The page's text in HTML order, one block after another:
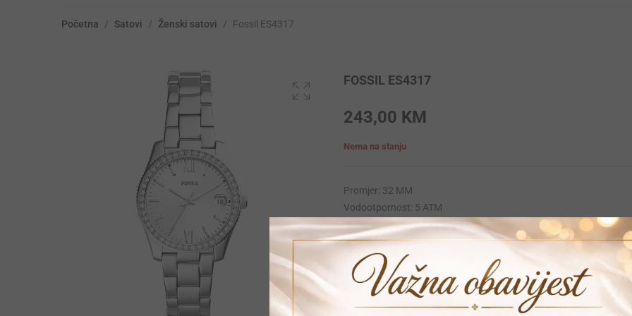
Početna / Satovi / Ženski satovi / Fossil ES4317
FOSSIL ES4317
243,00 KM
Nema na stanju
Promjer: 32 MM
Vodootpornost: 5 ATM
Krunica: Obicna
Materija narukvice: Stainless-steel
Materijal kucista: Stainless-steel
Mehanizam: Quartz
Garancija: 24 mjeseca
Vrijeme dostave: 1-2 dana